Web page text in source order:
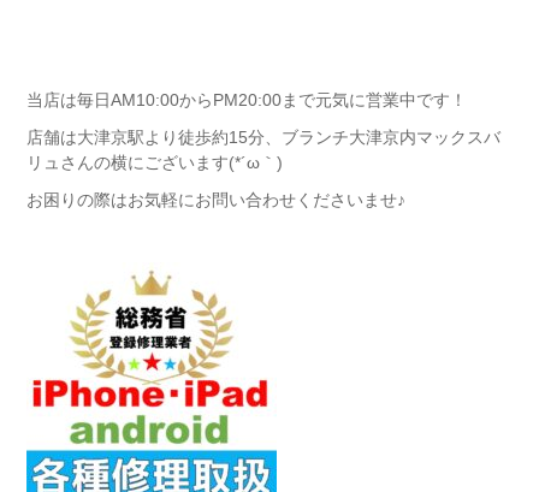
当店は毎日AM10:00からPM20:00まで元気に営業中です！
店舗は大津京駅より徒歩約15分、ブランチ大津京内マックスバ
リュさんの横にございます(*´ω｀)
お困りの際はお気軽にお問い合わせくださいませ♪